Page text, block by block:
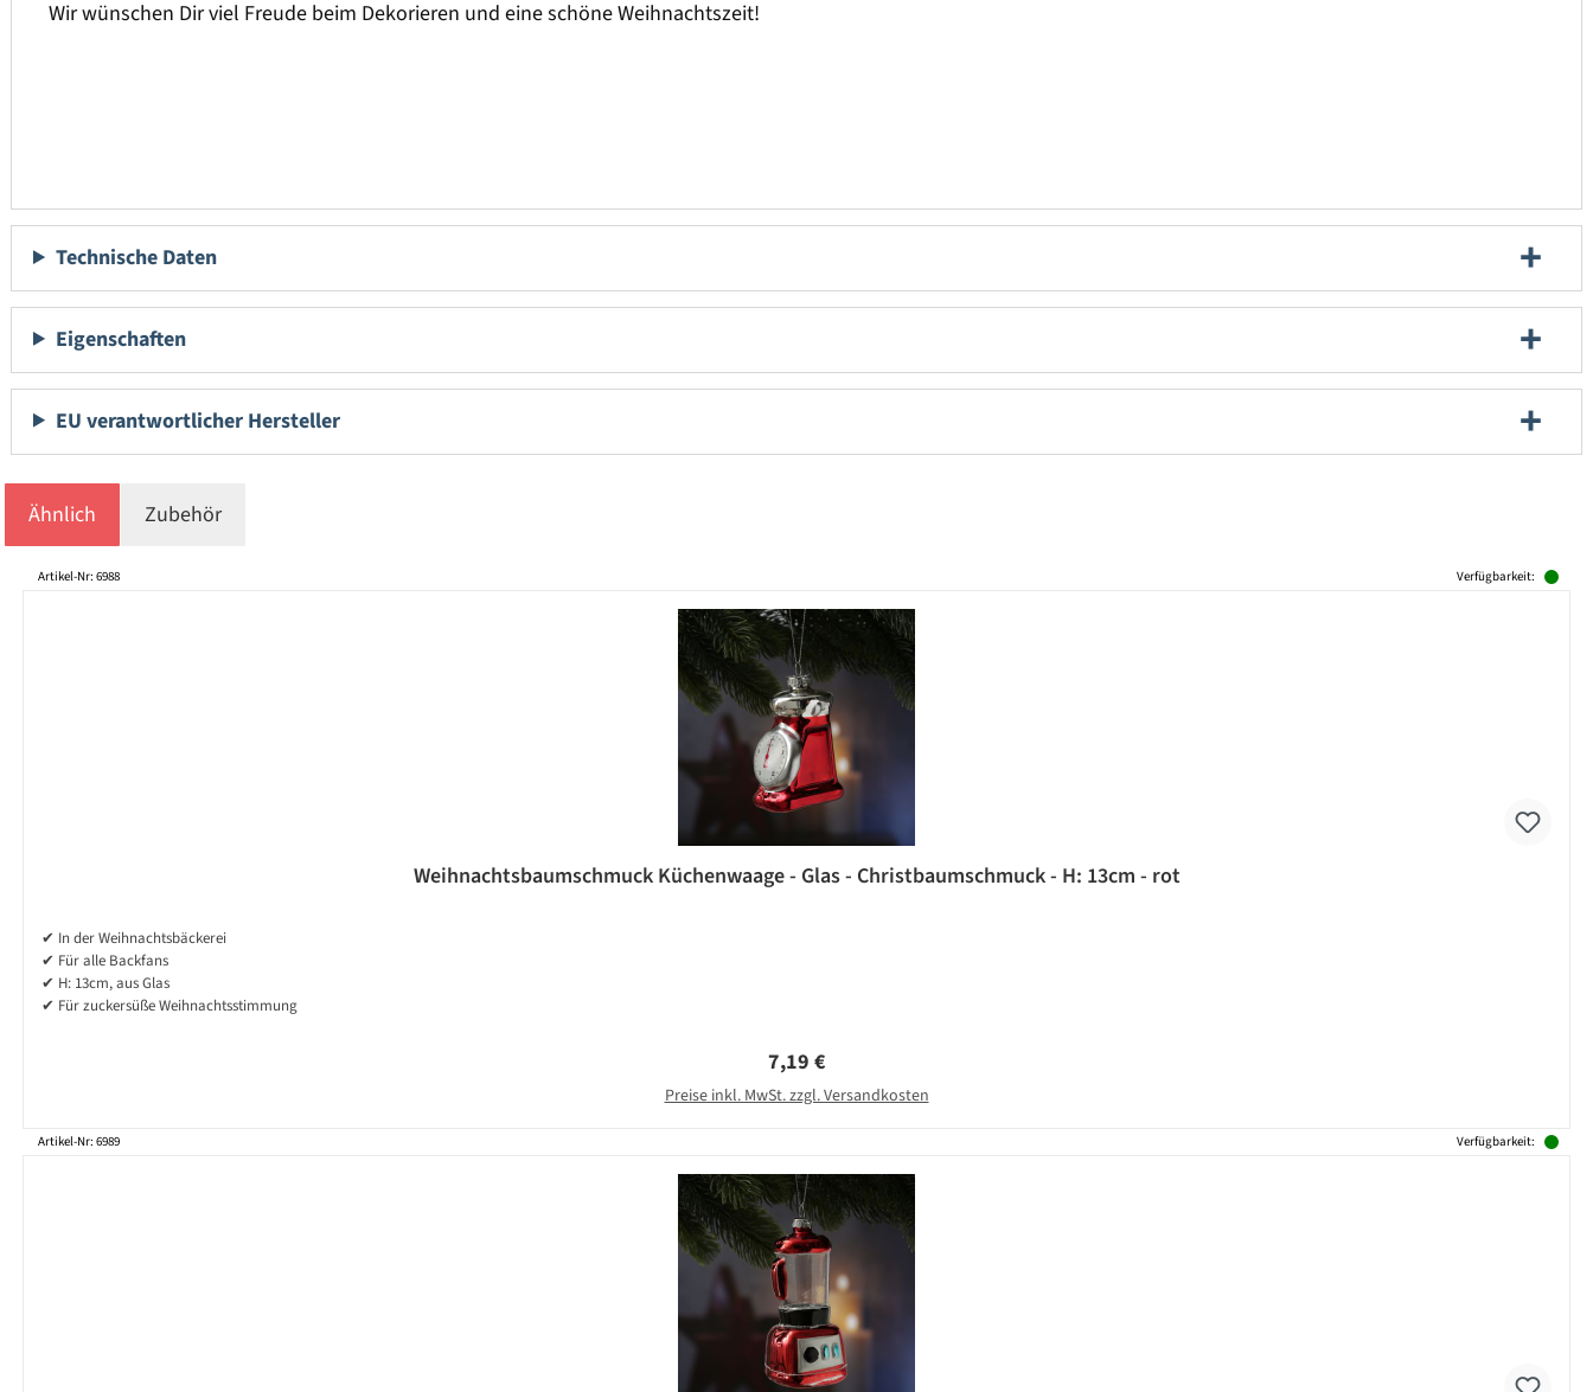
Wir wünschen Dir viel Freude beim Dekorieren und eine schöne Weihnachtszeit!
Technische Daten
Eigenschaften
EU verantwortlicher Hersteller
Ähnlich Zubehör
Produktgalerie überspringen
Artikel-Nr: 6988 Verfügbarkeit:
Weihnachtsbaumschmuck Küchenwaage - Glas - Christbaumschmuck - H: 13cm - rot
✔ In der Weihnachtsbäckerei
✔ Für alle Backfans
✔ H: 13cm, aus Glas
✔ Für zuckersüße Weihnachtsstimmung
Regulärer Preis:
7,19 €
Preise inkl. MwSt. zzgl. Versandkosten
Artikel-Nr: 6989 Verfügbarkeit: